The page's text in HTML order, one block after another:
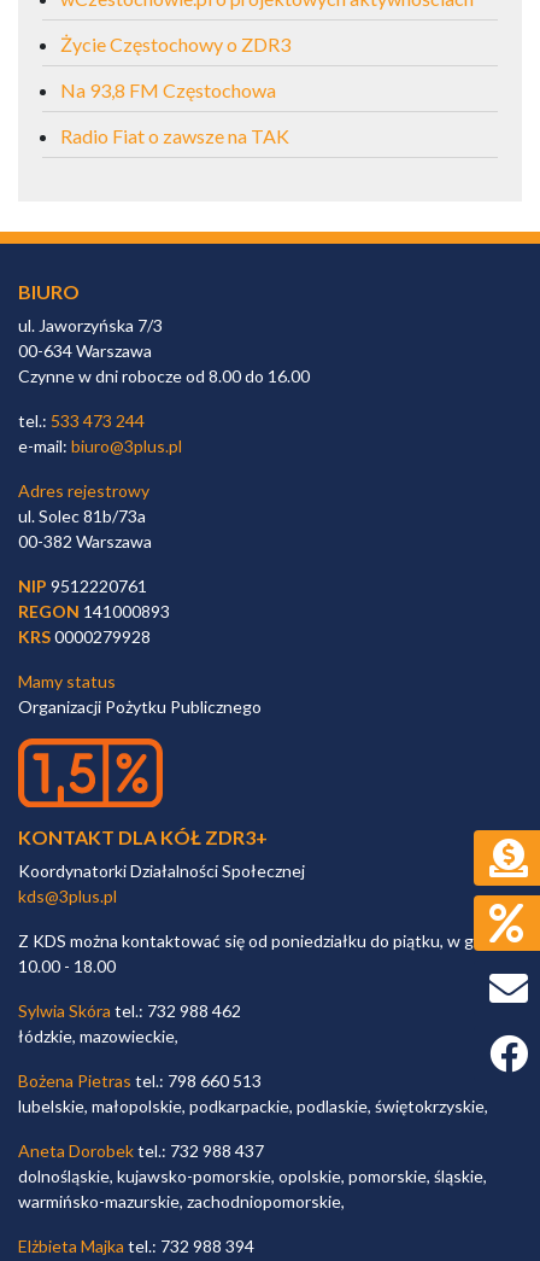
Życie Częstochowy o ZDR3
Na 93,8 FM Częstochowa
Radio Fiat o zawsze na TAK
BIURO
ul. Jaworzyńska 7/3
00-634 Warszawa
Czynne w dni robocze od 8.00 do 16.00
tel.: 533 473 244
e-mail: biuro@3plus.pl
Adres rejestrowy
ul. Solec 81b/73a
00-382 Warszawa
NIP 9512220761
REGON 141000893
KRS0000279928
Mamy status
Organizacji Pożytku Publicznego
KONTAKT DLA KÓŁ ZDR3+
Koordynatorki Działalności Społecznej
kds@3plus.pl
Z KDS można kontaktować się od poniedziałku do piątku, w godz.
10.00 - 18.00
Sylwia Skóra tel.: 732 988 462
łódzkie, mazowieckie,
Bożena Pietras tel.: 798 660 513
lubelskie, małopolskie, podkarpackie, podlaskie, świętokrzyskie,
Aneta Dorobektel.: 732 988 437
dolnośląskie, kujawsko-pomorskie, opolskie, pomorskie, śląskie,
warmińsko-mazurskie, zachodniopomorskie,
Elżbieta Majka tel.: 732 988 394